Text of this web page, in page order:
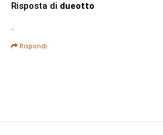
Risposta di dueotto
..
Rispondi